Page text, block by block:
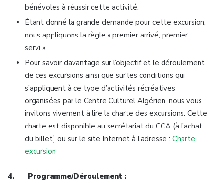
bénévoles à réussir cette activité.
Étant donné la grande demande pour cette excursion,
nous appliquons la règle « premier arrivé, premier
servi ».
Pour savoir davantage sur l’objectif et le déroulement
de ces excursions ainsi que sur les conditions qui
s’appliquent à ce type d’activités récréatives
organisées par le Centre Culturel Algérien, nous vous
invitons vivement à lire la charte des excursions. Cette
charte est disponible au secrétariat du CCA (à l’achat
du billet) ou sur le site Internet à l’adresse : Charte
excursion
4. Programme/Déroulement :